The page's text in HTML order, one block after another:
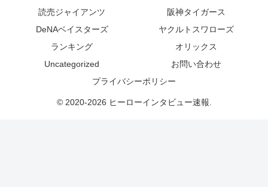
読売ジャイアンツ
阪神タイガース
DeNAベイスターズ
ヤクルトスワローズ
ランキング
オリックス
Uncategorized
お問い合わせ
プライバシーポリシー
© 2020-2026 ヒーローインタビュー速報.